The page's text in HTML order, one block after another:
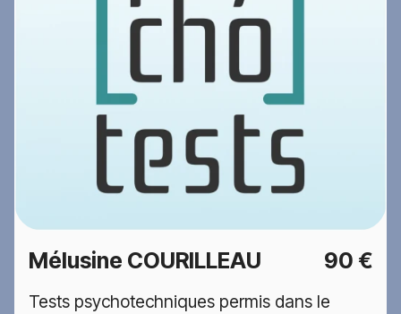
Mélusine COURILLEAU 90 €
Tests psychotechniques permis dans le